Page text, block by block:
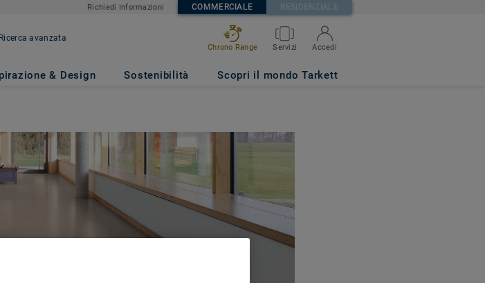
Richiedi Informazioni COMMERCIALE RESIDENZIALE
Ricerca avanzata
Chrono Range Servizi Accedi
& Design Sostenibilità Scopri il mondo Tarkett